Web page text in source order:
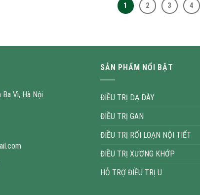
1 2 3 4
Ba Vì, Hà Nội
SẢN PHẨM NỔI BẬT
ĐIỀU TRỊ DẠ DÀY
ĐIỀU TRỊ GAN
ĐIỀU TRỊ RỐI LOẠN NỘI TIẾT
ĐIỀU TRỊ XƯƠNG KHỚP
HỖ TRỢ ĐIỀU TRỊ U